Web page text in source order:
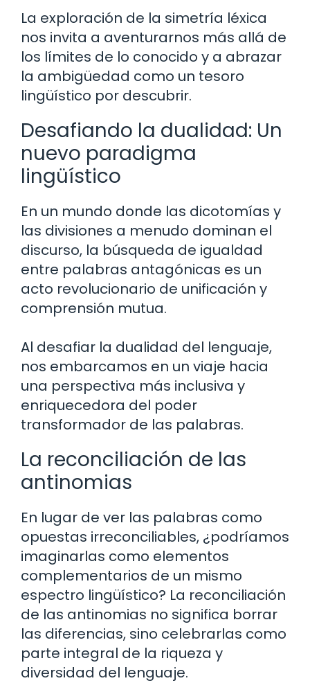
La exploración de la simetría léxica
nos invita a aventurarnos más allá de
los límites de lo conocido y a abrazar
la ambigüedad como un tesoro
lingüístico por descubrir.
Desafiando la dualidad: Un
nuevo paradigma
lingüístico
En un mundo donde las dicotomías y
las divisiones a menudo dominan el
discurso, la búsqueda de igualdad
entre palabras antagónicas es un
acto revolucionario de unificación y
comprensión mutua.
Al desafiar la dualidad del lenguaje,
nos embarcamos en un viaje hacia
una perspectiva más inclusiva y
enriquecedora del poder
transformador de las palabras.
La reconciliación de las
antinomias
En lugar de ver las palabras como
opuestas irreconciliables, ¿podríamos
imaginarlas como elementos
complementarios de un mismo
espectro lingüístico? La reconciliación
de las antinomias no significa borrar
las diferencias, sino celebrarlas como
parte integral de la riqueza y
diversidad del lenguaje.